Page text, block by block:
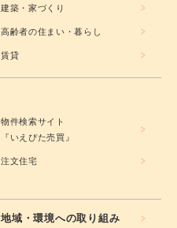
建築・家づくり
高齢者の住まい・暮らし
賃貸
物件検索サイト
『いえぴた売買』
注文住宅
地域・環境への取り組み